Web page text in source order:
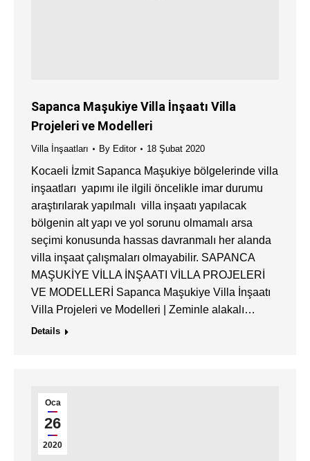
Sapanca Maşukiye Villa İnşaatı Villa
Projeleri ve Modelleri
Villa İnşaatları By Editor 18 Şubat 2020
Kocaeli İzmit Sapanca Maşukiye bölgelerinde villa
inşaatları yapımı ile ilgili öncelikle imar durumu
araştırılarak yapılmalı villa inşaatı yapılacak
bölgenin alt yapı ve yol sorunu olmamalı arsa
seçimi konusunda hassas davranmalı her alanda
villa inşaat çalışmaları olmayabilir. SAPANCA
MAŞUKİYE VİLLA İNŞAATI VİLLA PROJELERİ
VE MODELLERİ Sapanca Maşukiye Villa İnşaatı
Villa Projeleri ve Modelleri | Zeminle alakalı…
Details
Oca
26
2020